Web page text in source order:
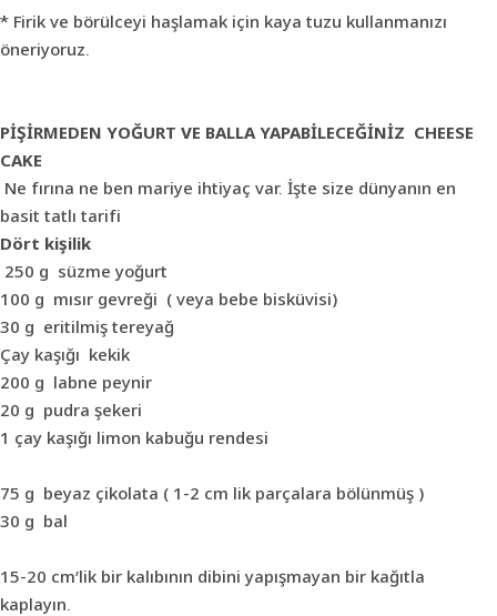
* Firik ve börülceyi haşlamak için kaya tuzu kullanmanızı
öneriyoruz.
PİŞİRMEDEN YOĞURT VE BALLA YAPABİLECEĞİNİZ CHEESE
CAKE
Ne fırına ne ben mariye ihtiyaç var. İşte size dünyanın en
basit tatlı tarifi
Dört kişilik
250 g süzme yoğurt
100 g mısır gevreği ( veya bebe bisküvisi)
30 g eritilmiş tereyağ
Çay kaşığı kekik
200 g labne peynir
20 g pudra şekeri
1 çay kaşığı limon kabuğu rendesi
75 g beyaz çikolata ( 1-2 cm lik parçalara bölünmüş )
30 g bal
15-20 cm’lik bir kalıbının dibini yapışmayan bir kağıtla
kaplayın.